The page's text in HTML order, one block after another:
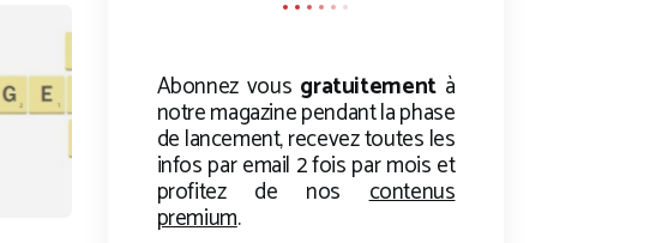
Abonnez vous gratuitementà
notre magazine pendant la phase
de lancement, recevez toutes les
infos par email 2 fois par mois et
profitez de noscontenus
premium.